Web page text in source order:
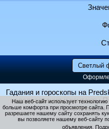
Гадания и гороскопы на
использования и контакты
Наш веб-сайт использует
больше комфорта при просмотре сайта.
разрешаете нашему сайту сохранять
вы позволяете нашему веб-сайту
объявления.